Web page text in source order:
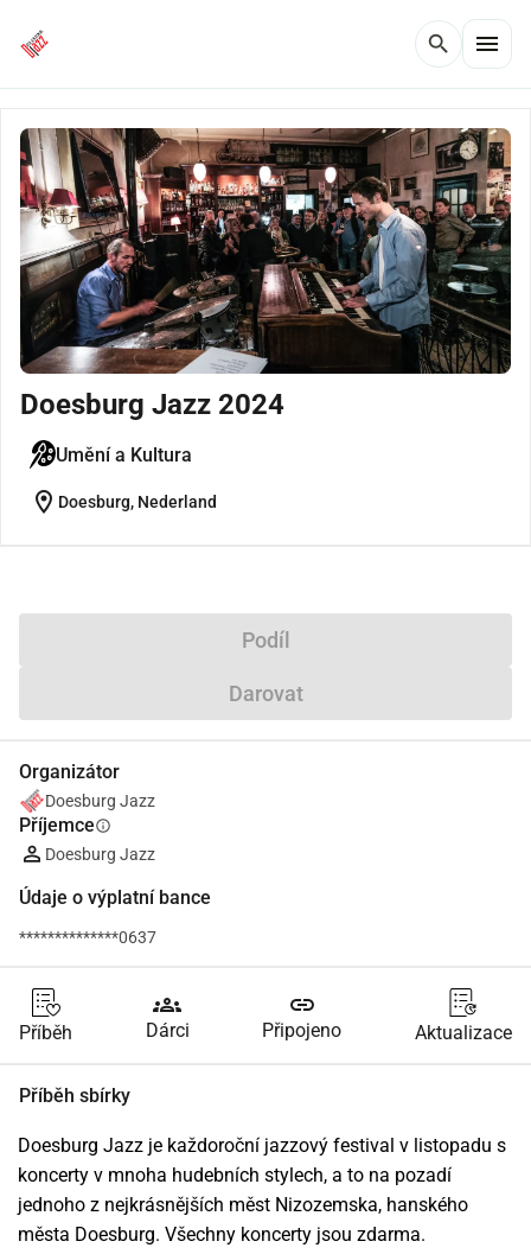
search menu
Doesburg Jazz 2024
Umění a Kultura
location_on Doesburg, Nederland
Podíl
Darovat
Organizátor
Doesburg Jazz
Příjemceinfo
Doesburg Jazz
Údaje o výplatní bance
**************0637
Příběh
groups
Dárci
link
Připojeno Aktualizace
Příběh sbírky
Doesburg Jazz je každoroční jazzový festival v listopadu s
koncerty v mnoha hudebních stylech, a to na pozadí
jednoho z nejkrásnějších měst Nizozemska, hanského
města Doesburg. Všechny koncerty jsou zdarma.